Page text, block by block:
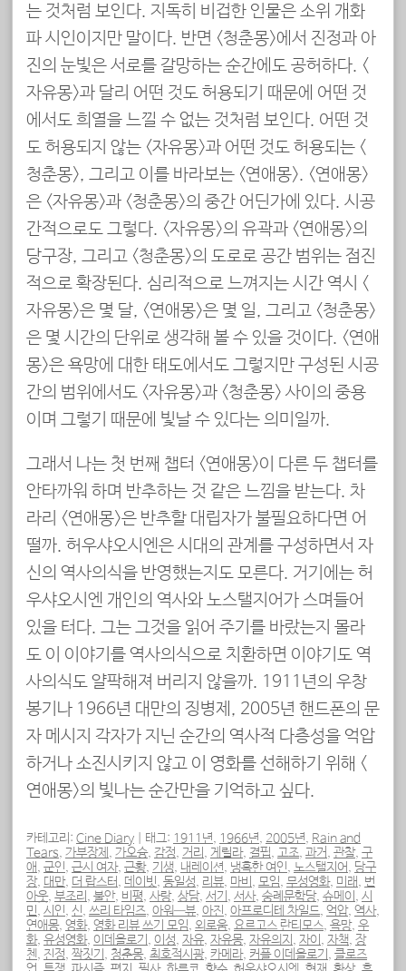
는 것처럼 보인다. 지독히 비겁한 인물은 소위 개화
파 시인이지만 말이다. 반면 <청춘몽>에서 진정과 아
진의 눈빛은 서로를 갈망하는 순간에도 공허하다. <
자유몽>과 달리 어떤 것도 허용되기 때문에 어떤 것
에서도 희열을 느낄 수 없는 것처럼 보인다. 어떤 것
도 허용되지 않는 <자유몽>과 어떤 것도 허용되는 <
청춘몽>, 그리고 이를 바라보는 <연애몽>. <연애몽>
은 <자유몽>과 <청춘몽>의 중간 어딘가에 있다. 시공
간적으로도 그렇다. <자유몽>의 유곽과 <연애몽>의
당구장, 그리고 <청춘몽>의 도로로 공간 범위는 점진
적으로 확장된다. 심리적으로 느껴지는 시간 역시 <
자유몽>은 몇 달, <연애몽>은 몇 일, 그리고 <청춘몽>
은 몇 시간의 단위로 생각해 볼 수 있을 것이다. <연애
몽>은 욕망에 대한 태도에서도 그렇지만 구성된 시공
간의 범위에서도 <자유몽>과 <청춘몽> 사이의 중용
이며 그렇기 때문에 빛날 수 있다는 의미일까.
그래서 나는 첫 번째 챕터 <연애몽>이 다른 두 챕터를
안타까워 하며 반추하는 것 같은 느낌을 받는다. 차
라리 <연애몽>은 반추할 대립자가 불필요하다면 어
떨까. 허우샤오시엔은 시대의 관계를 구성하면서 자
신의 역사의식을 반영했는지도 모른다. 거기에는 허
우샤오시엔 개인의 역사와 노스탤지어가 스며들어
있을 터다. 그는 그것을 읽어 주기를 바랐는지 몰라
도 이 이야기를 역사의식으로 치환하면 이야기도 역
사의식도 얄팍해져 버리지 않을까. 1911년의 우창
봉기나 1966년 대만의 징병제, 2005년 핸드폰의 문
자 메시지 각자가 지닌 순간의 역사적 다층성을 억압
하거나 소진시키지 않고 이 영화를 선해하기 위해 <
연애몽>의 빛나는 순간만을 기억하고 싶다.
카테고리: Cine Diary 태그: 1911년, 1966년, 2005년, Rain and
Tears, 가부장제 , 가오슝, 감정, 거리 , 게릴라, 결핍, 고조, 과거, 관찰, 구
애, 군인, 근시 여자, 근황, 기생, 내레이션, 냉혹한 여인, 노스탤지어, 당구
장, 대만, 더 랍스터, 데이빗, 동일성, 리뷰, 마비 , 모임, 무성영화, 미래, 번
아웃, 부조리 , 불안, 비평, 사랑, 상담, 서기 , 서사, 숭례문학당, 슈메이 , 시
민, 시인, 신, 쓰리 타임즈, 아워—뷰, 아진, 아프로디테 차일드, 억압, 역사,
연애몽, 영화, 영화 리뷰 쓰기 모임, 외로움, 요르고스 란티모스, 욕망, 우
화, 유성영화, 이데올로기 , 이성, 자유, 자유몽, 자유의지 , 자이 , 자책, 장
첸, 진정, 짝짓기 , 청춘몽, 최호적시광, 카메라, 커플 이데올로기 , 클로즈